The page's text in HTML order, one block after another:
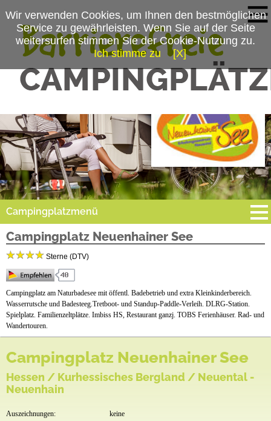
Campingplatzmenü
Platzdaten
Stellplätze
Preise & Prospekte
Anfahrt
Campingplatz Neuenhainer See
Sterne (DTV)
Campingplatz am Naturbadesee mit öffentl. Badebetrieb und extra Kleinkinderbereich.
Wasserrutsche und Badesteeg.Tretboot- und Standup-Paddle-Verleih. DLRG-Station.
Spielplatz. Familienzeltplätze. Imbiss HS, Restaurant ganzj. TOBS Ferienhäuser. Rad- und
Wandertouren.
Campingplatz Neuenhainer See
Hessen / Kurhessisches Bergland / Neuental -
Neuenhain
Auszeichnungen: keine
Wir verwenden Cookies, um Ihnen den bestmöglichen
Service zu gewährleisten. Wenn Sie auf der Seite
weitersurfen stimmen Sie der Cookie-Nutzung zu.
Ich stimme zu
[X]